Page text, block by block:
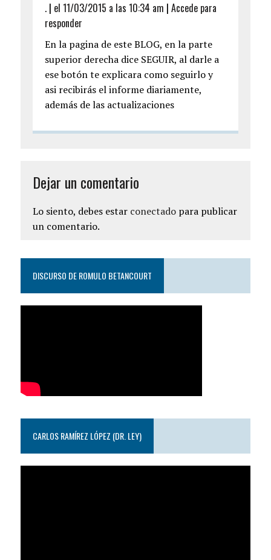
.| el 11/03/2015 a las 10:34 am | Accede para
responder
En la pagina de este BLOG, en la parte
superior derecha dice SEGUIR, al darle a
ese botón te explicara como seguirlo y
asi recibirás el informe diariamente,
además de las actualizaciones
Dejar un comentario
Lo siento, debes estar conectadopara publicar
un comentario.
DISCURSO DE ROMULO BETANCOURT
CARLOS RAMÍREZ LÓPEZ (DR. LEY)